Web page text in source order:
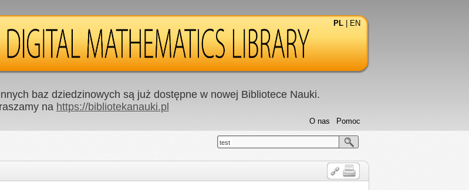
PL EN
baz dziedzinowych są już dostępne w nowej Bibliotece Nauki.
na https://bibliotekanauki.pl
Pomoc
O nas
test